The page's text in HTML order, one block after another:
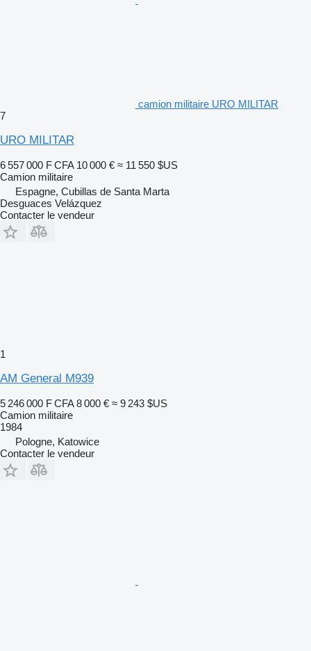
camion militaire URO MILITAR
7
URO MILITAR
6 557 000 F CFA 10 000 € ≈ 11 550 $US
Camion militaire
Espagne, Cubillas de Santa Marta
Desguaces Velázquez
Contacter le vendeur
1
AM General M939
5 246 000 F CFA 8 000 € ≈ 9 243 $US
Camion militaire
1984
Pologne, Katowice
Contacter le vendeur